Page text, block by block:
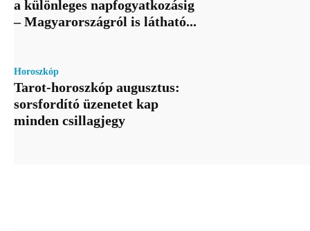
a különleges napfogyatkozásig
– Magyarországról is látható...
Horoszkóp
Tarot-horoszkóp augusztus:
sorsfordító üzenetet kap
minden csillagjegy